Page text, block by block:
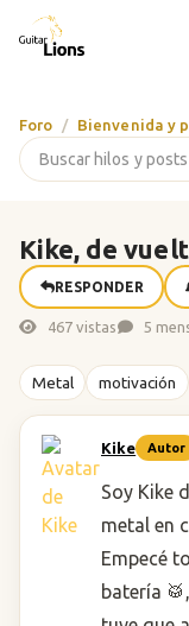
Foro Bienvenida y
Kike, de
RESPONDER
467 vistas 5
Metal motivación
Kike Autor
Soy Kike
metal en
Empecé
batería